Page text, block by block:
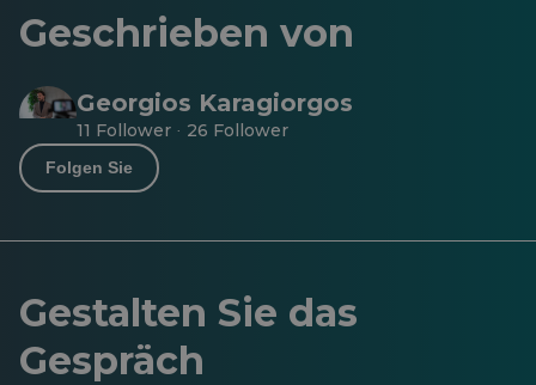
Geschrieben von
Georgios Karagiorgos
11 Follower · 26 Follower
Folgen Sie
Gestalten Sie das
Gespräch